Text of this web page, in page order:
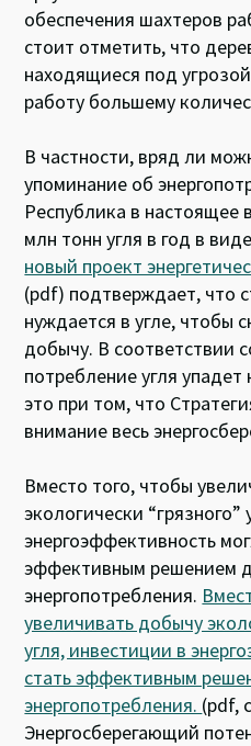
обеспечения шахтеров
стоит отметить, что
находящиеся под
работу большему
В частности, вряд ли
упоминание об
Республика в настоящее
млн тонн угля в год в
новый проект
(pdf) подтверждает, что
нуждается в угле, чтобы
добычу. В соответствии
потребление угля
это при том, что
внимание весь
Вместо того, чтобы
экологически “грязного”
энергоэффективность
эффективным решением
энергопотребления.
увеличивать добычу
угля, инвестиции в
стать эффективным
энергопотребления. (pdf,
Энергосберегающий